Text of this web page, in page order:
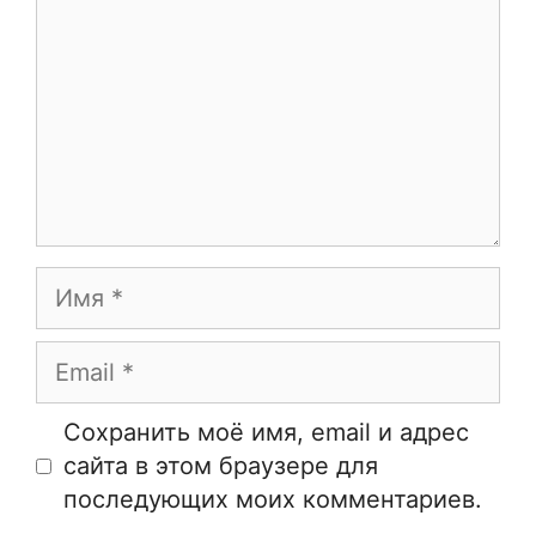
Имя
Email
Сайт
Сохранить моё имя, email и адрес
сайта в этом браузере для
последующих моих комментариев.